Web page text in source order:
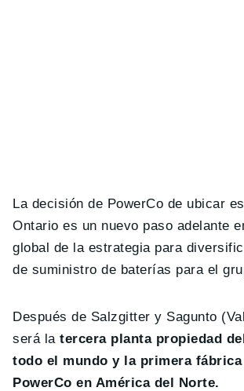
La decisión de PowerCo de ubicar
Ontario es un nuevo paso adelante
global de la estrategia para
de suministro de baterías para el
Después de Salzgitter y Sagunto
será la tercera planta propiedad
todo el mundo y la primera fábrica
PowerCo en América del Norte.